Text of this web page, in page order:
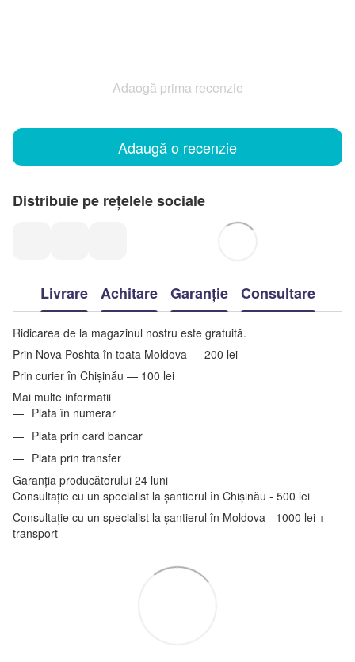
Adaogă prima recenzie
Adaugă o recenzie
Distribuie pe rețelele sociale
Livrare Achitare Garanție Consultare
Ridicarea de la magazinul nostru este gratuită.
Prin Nova Poshta în toata Moldova — 200 lei
Prin curier în Chișinău — 100 lei
Mai multe informatii
Plata în numerar
Plata prin card bancar
Plata prin transfer
Garanția producătorului 24 luni
Consultație cu un specialist la șantierul în Chișinău - 500 lei
Consultație cu un specialist la șantierul în Moldova - 1000 lei +
transport